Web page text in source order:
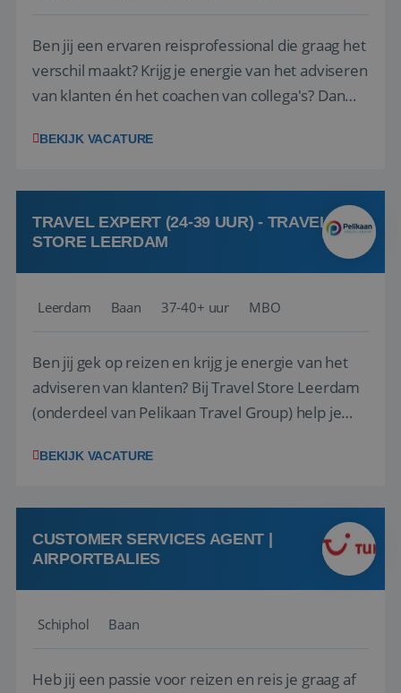
Ben jij een ervaren reisprofessional die graag het
verschil maakt? Krijg je energie van het adviseren
van klanten én het coachen van collega's? Dan
(onderdeel van Pelikaan Travel Group) zoeken
team het reisbureau verder...
BEKIJK VACATURE
TRAVEL EXPERT (24-39 UUR) - TRAVEL
STORE LEERDAM
Leerdam Baan 37-40+ uur MBO
Ben jij gek op reizen en krijg je energie van het
adviseren van klanten? Bij Travel Store Leerdam
(onderdeel van Pelikaan Travel Group) help je
vinden. Samen maken we van elke reis een
hebt in de reisbranche of j...
BEKIJK VACATURE
CUSTOMER SERVICES AGENT |
AIRPORTBALIES
Schiphol Baan
Heb jij een passie voor reizen en reis je graag af